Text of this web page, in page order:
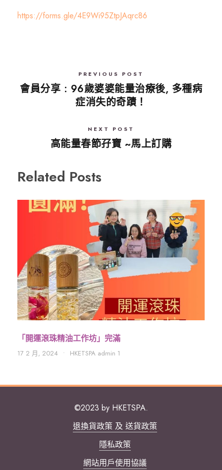
https://forms.gle/4E9Wi95ZtpJAqrc86
PREVIOUS POST
會員分享 : 96歲婆婆能量治療後, 多種病
症消失的奇蹟！
NEXT POST
高能量春節孖寶 ~馬上訂購
Related Posts
「開運滾珠精油工作坊」完滿
17 2 月, 2024 • HKETSPA admin 1
©2023 by HKETSPA.
退換貨政策 及 送貨政策
隱私政策
網站用戶使用協議